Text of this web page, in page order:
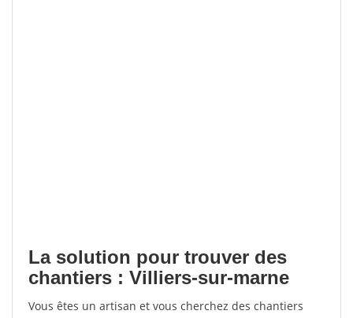
La solution pour trouver des
chantiers : Villiers-sur-marne
Vous êtes un artisan et vous cherchez des chantiers